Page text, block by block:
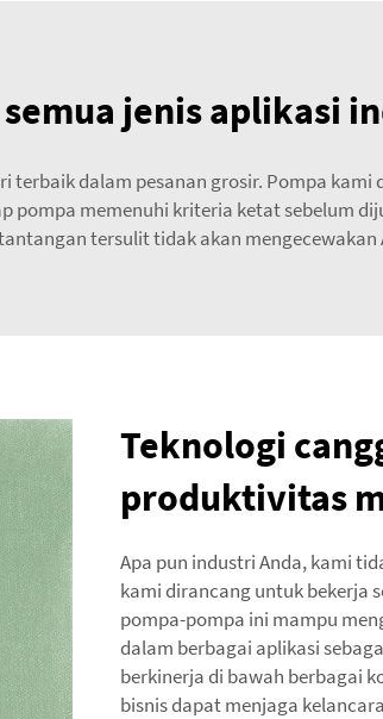
jenis aplikasi
terbaik dalam pesanan grosir. Pompa
memenuhi kriteria ketat sebelum
tersulit tidak akan mengecewakan
Teknologi
produktivitas
Apa pun industri Anda, kami
kami dirancang untuk bekerja
pompa-pompa ini mampu
dalam berbagai aplikasi
berkinerja di bawah berbagai
bisnis dapat menjaga